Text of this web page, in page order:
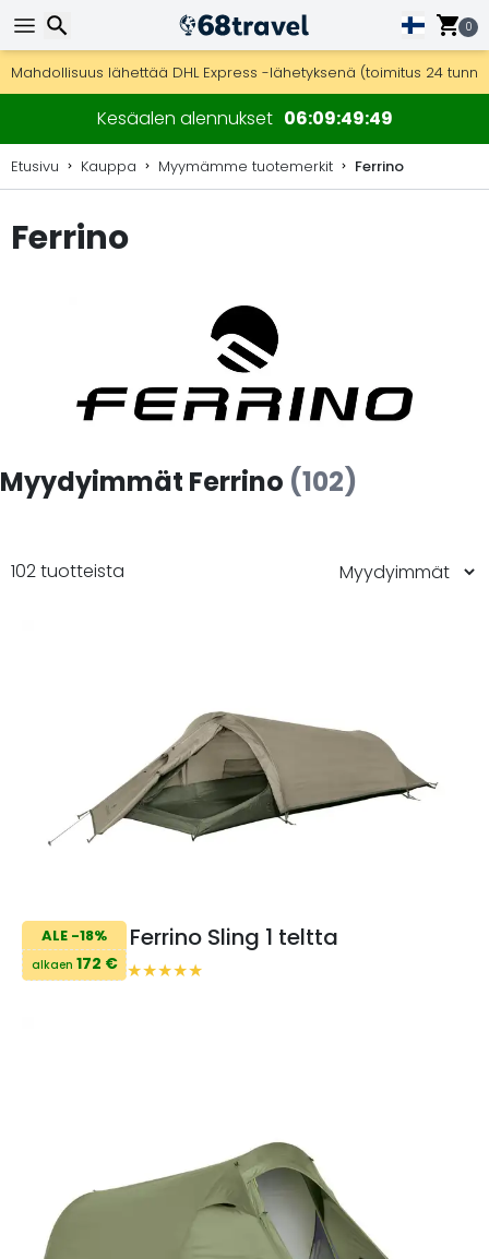
0
Ilmainen toimitus yli 275 € tilauksiin.
Mahdollisuus lähettää DHL Express -lähetyksenä (toimitus 24
30 päivää palautukseen, 90 päivää puukarttoihin ja koristeisiin.
Kesäalen alennukset 06094948
Etusivu Kauppa Myymämme tuotemerkit Ferrino
Ferrino
Myydyimmät Ferrino (102)
102 tuotteista
ALE -18%
alkaen 172 €
Ferrino Sling 1 teltta